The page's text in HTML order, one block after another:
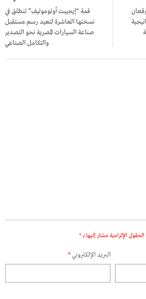
قمة “إيجيبت أوتوموتيف” تنطلق في
نسختها العاشرة لتعيد رسم مستقبل
صناعة السيارات المصرية نحو التصدير
والتكامل الصناعي
الحقول الإلزامية مشار إليها بـ *
البريد الإلكتروني*